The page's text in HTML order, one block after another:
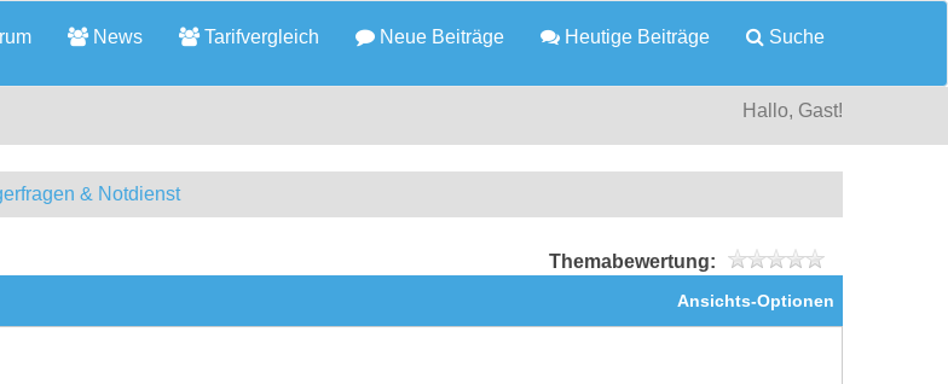
News Tarifvergleich Neue Beiträge Heutige Beiträge Suche
Hallo, Gast!
& Notdienst
Themabewertung:
Ansichts-Optionen